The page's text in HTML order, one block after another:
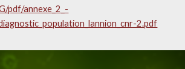
pdf/annexe_2_-
2.pdf